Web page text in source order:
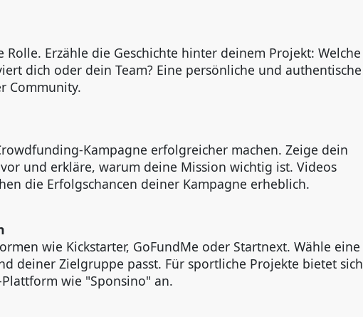
Erzähle die Geschichte hinter deinem Projekt: Welche
dich oder dein Team? Eine persönliche und authentische
Community.
Kampagne erfolgreicher machen. Zeige dein
und erkläre, warum deine Mission wichtig ist. Videos
die Erfolgschancen deiner Kampagne erheblich.
wie Kickstarter, GoFundMe oder Startnext. Wähle eine
deiner Zielgruppe passt. Für sportliche Projekte bietet sich
wie "Sponsino" an.